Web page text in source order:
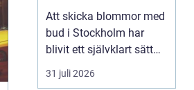
tillfälle
Att skicka blommor med
bud i Stockholm har
blivit ett självklart sätt
att visa omtanke, fira
stora händelser eller
31 juli 2026